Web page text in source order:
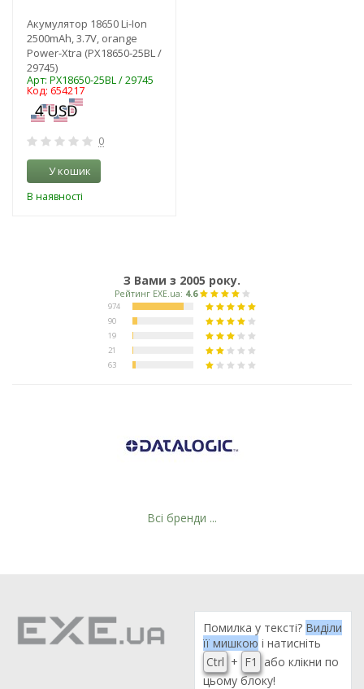
Акумулятор 18650 Li-Ion
2500mAh, 3.7V, orange
Power-Xtra (PX18650-25BL /
29745)
Арт: PX18650-25BL / 29745
Код: 654217
0
У кошик
В наявності
З Вами з 2005 року.
Всі бренди ...
Помилка у тексті? Виділи
її мишкою і натисніть
Ctrl + F1
або клікни по
цьому блоку!